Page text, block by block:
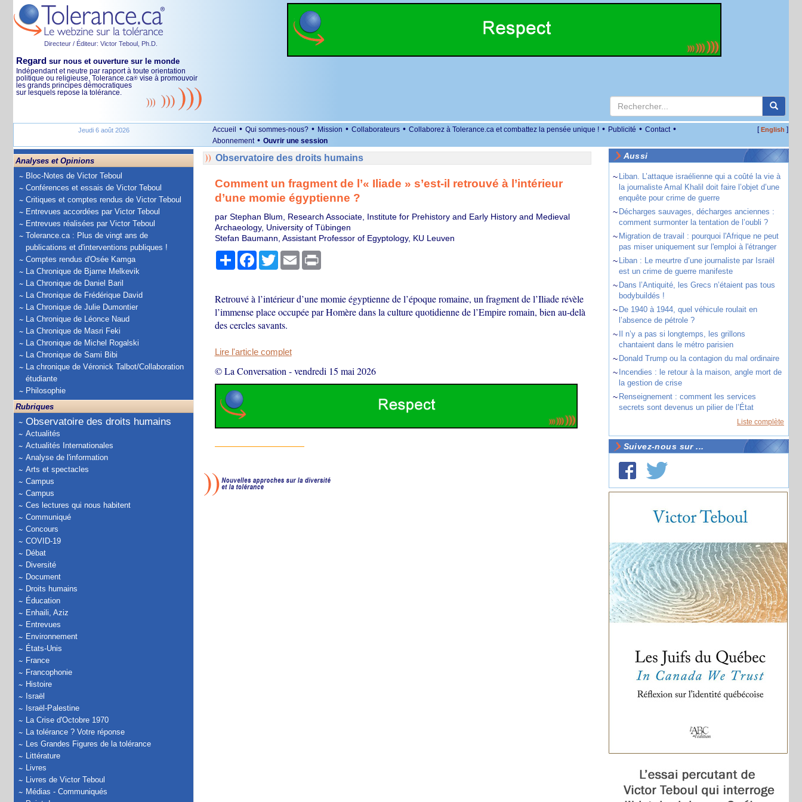
Directeur / Éditeur: Victor Teboul, Ph.D.
Regard sur nous et ouverture sur le monde
Indépendant et neutre par rapport à toute orientation
politique ou religieuse, Tolerance.ca® vise à promouvoir
les grands principes démocratiques
sur lesquels repose la tolérance.
Jeudi 6 août 2026 Accueil • Qui sommes-nous? • Mission • Collaborateurs • Collaborez à Tolerance.ca et combattez la pensée unique ! • Publicité • Contact •
Abonnement • Ouvrir une session
[English ]
Analyses et Opinions
Bloc-Notes de Victor Teboul
Conférences et essais de Victor Teboul
Critiques et comptes rendus de Victor Teboul
Entrevues accordées par Victor Teboul
Entrevues réalisées par Victor Teboul
Tolerance.ca : Plus de vingt ans de
publications et d'interventions publiques !
Comptes rendus d'Osée Kamga
La Chronique de Bjarne Melkevik
La Chronique de Daniel Baril
La Chronique de Frédérique David
La Chronique de Julie Dumontier
La Chronique de Léonce Naud
La Chronique de Masri Feki
La Chronique de Michel Rogalski
La Chronique de Sami Bibi
La chronique de Véronick Talbot/Collaboration
étudiante
Philosophie
Rubriques
Observatoire des droits humains
Actualités
Actualités Internationales
Analyse de l'information
Arts et spectacles
Campus
Campus
Ces lectures qui nous habitent
Communiqué
Concours
COVID-19
Débat
Diversité
Document
Droits humains
Éducation
Enhaili, Aziz
Entrevues
Environnement
États-Unis
France
Francophonie
Histoire
Israël
Israël-Palestine
La Crise d'Octobre 1970
La tolérance ? Votre réponse
Les Grandes Figures de la tolérance
Littérature
Livres
Livres de Victor Teboul
Médias - Communiqués
Observatoire des droits humains
Comment un fragment de l’« Iliade » s’est-il retrouvé à l’intérieur
d’une momie égyptienne ?
par Stephan Blum, Research Associate, Institute for Prehistory and Early History and Medieval
Archaeology, University of Tübingen
Stefan Baumann, Assistant Professor of Egyptology, KU Leuven
PartagerFacebook
TwitterEmail Print
Retrouvé à l’intérieur d’une momie égyptienne de l’époque romaine, un fragment de l’Iliade révèle
l’immense place occupée par Homère dans la culture quotidienne de l’Empire romain, bien au-delà
des cercles savants.
Lire l'article complet
© La Conversation -vendredi 15 mai 2026
Aussi
~ Liban. L’attaque israélienne qui a coûté la vie à
la journaliste Amal Khalil doit faire l’objet d’une
enquête pour crime de guerre
~ Décharges sauvages, décharges anciennes :
comment surmonter la tentation de l’oubli ?
~ Migration de travail : pourquoi l'Afrique ne peut
pas miser uniquement sur l'emploi à l'étranger
~ Liban : Le meurtre d’une journaliste par Israël
est un crime de guerre manifeste
~ Dans l’Antiquité, les Grecs n’étaient pas tous
bodybuildés !
~ De 1940 à 1944, quel véhicule roulait en
l’absence de pétrole ?
~
Il n’y a pas si longtemps, les grillons
chantaient dans le métro parisien
~ Donald Trump ou la contagion du mal ordinaire
~ Incendies : le retour à la maison, angle mort de
la gestion de crise
~ Renseignement : comment les services
secrets sont devenus un pilier de l’État
Liste complète
Suivez-nous sur ...